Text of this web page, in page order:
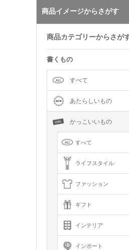
商品イメージからさがす
商品カテゴリーからさが
書くもの
すべて
あたらしいもの
かっこいいもの
すべて
ライフスタイル
ファッション
ギフト
インテリア
インポート